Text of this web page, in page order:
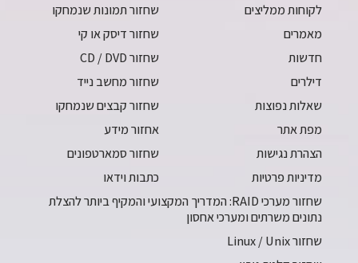
לקוחות ממליצים
מאמרים
חדשות
דילרים
שאלות נפוצות
מפת אתר
הצהרת נגישות
מדיניות פרטיות
שחזור תמונות שנמחקו
שחזור דיסק או קי
שחזור CD / DVD
שחזור מחשב נייד
שחזור קבצים שנמחקו
אחזור מידע
שחזור סמארטפונים
כתבות וידאו
שחזור מערכי RAID: המדריך המקצועי והמקיף ביותר להצלת
נתונים משרתים ומערכי אחסון
שחזור Linux / Unix